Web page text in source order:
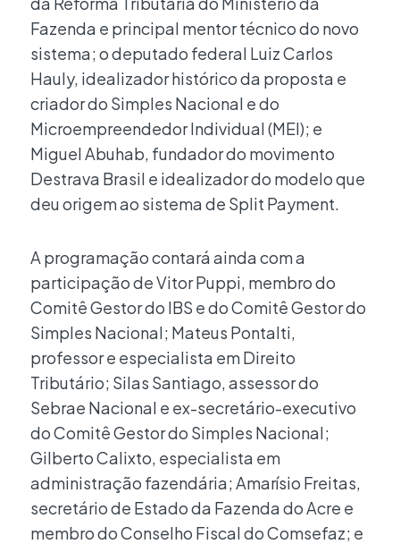
Fazenda e principal mentor técnico do novo
sistema; o deputado federal Luiz Carlos
Hauly, idealizador histórico da proposta e
criador do Simples Nacional e do
Microempreendedor Individual (MEI); e
Miguel Abuhab, fundador do movimento
Destrava Brasil e idealizador do modelo que
deu origem ao sistema de Split Payment.
A programação contará ainda com a
participação de Vitor Puppi, membro do
Comitê Gestor do IBS e do Comitê Gestor do
Simples Nacional; Mateus Pontalti,
professor e especialista em Direito
Tributário; Silas Santiago, assessor do
Sebrae Nacional e ex-secretário-executivo
do Comitê Gestor do Simples Nacional;
Gilberto Calixto, especialista em
administração fazendária; Amarísio Freitas,
secretário de Estado da Fazenda do Acre e
membro do Conselho Fiscal do Comsefaz; e